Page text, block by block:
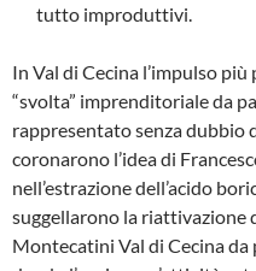
tutto improduttivi.
In Val di Cecina l’impulso
“svolta” imprenditoriale da
rappresentato sen­za dubbio
corona­rono l’idea di
nell’estrazione dell’acido
suggellarono la riattivazione
Montecatini Val di Cecina